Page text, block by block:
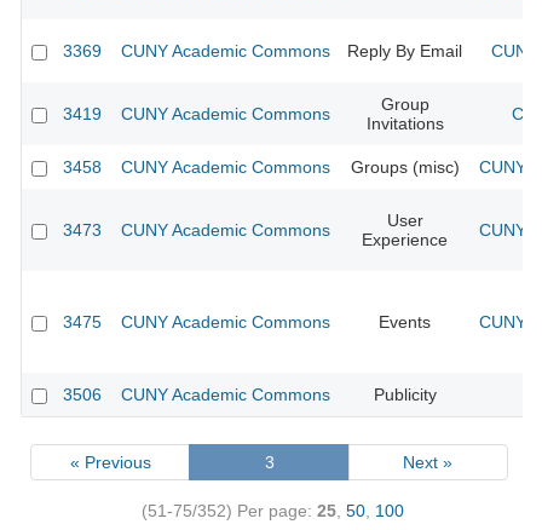
3369 CUNY Academic Commons Reply By Email
3419 CUNY Academic Commons
Group
Invitations
3458 CUNY Academic Commons Groups (misc) CUNY
3473 CUNY Academic Commons
User
Experience
CUNY
3475 CUNY Academic Commons Events CUNY
3506 CUNY Academic Commons Publicity
« Previous 3 Next »
(51-75/352) Per page: 25 50 100